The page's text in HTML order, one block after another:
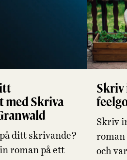
Skriva
ditt skrivande?
roman på ett
Skriv
roman
och